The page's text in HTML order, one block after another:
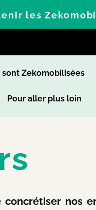
les
sont Zekomobilisées
Pour aller plus loin
nos